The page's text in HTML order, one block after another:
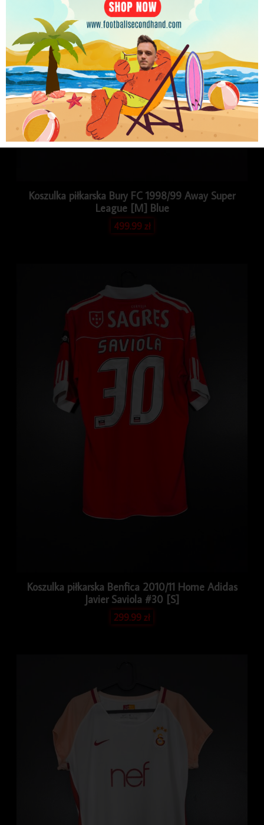
Koszulka piłkarska Bury FC 1998/99 Away Super
League [M] Blue
499.99zł
Koszulka piłkarska Benfica 2010/11 Home Adidas
Javier Saviola #30 [S]
299.99zł